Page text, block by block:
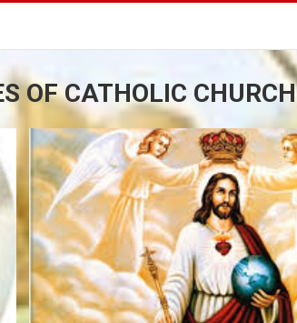
OF CATHOLIC CHURCH